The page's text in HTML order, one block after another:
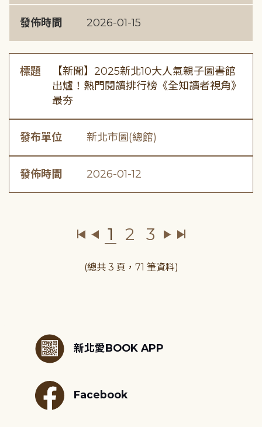
發佈時間 2026-01-15
標題
【新聞】2025新北10大人氣親子圖書館
出爐！熱門閱讀排行榜《全知讀者視角》
最夯
發布單位 新北市圖(總館)
發佈時間 2026-01-12
1 2 3
(總共 3 頁，71 筆資料)
新北愛BOOK APP
Facebook